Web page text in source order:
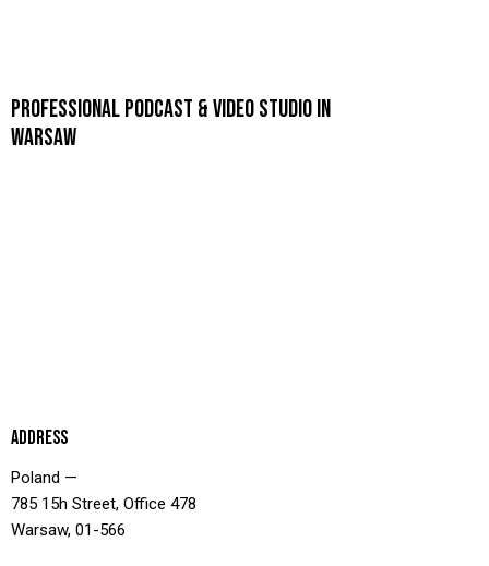
PROFESSIONAL PODCAST & VIDEO STUDIO IN
WARSAW
ADDRESS
Poland —
785 15h Street, Office 478
Warsaw, 01-566